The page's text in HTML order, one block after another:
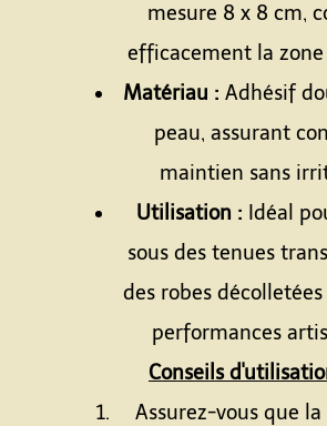
mesure 8 x 8 cm,
efficacement la
Matériau : Adhésif
peau, assurant
maintien sans
Utilisation : Idéal
sous des tenues
des robes
performances
Conseils
Assurez-vous que